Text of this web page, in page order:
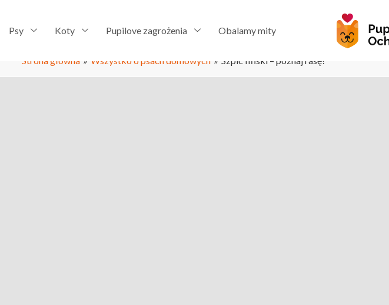
Psy Koty Pupilove zagrożenia Obalamy mity
Strona główna » Wszystko o psach domowych » Szpic fiński – poznaj rasę!